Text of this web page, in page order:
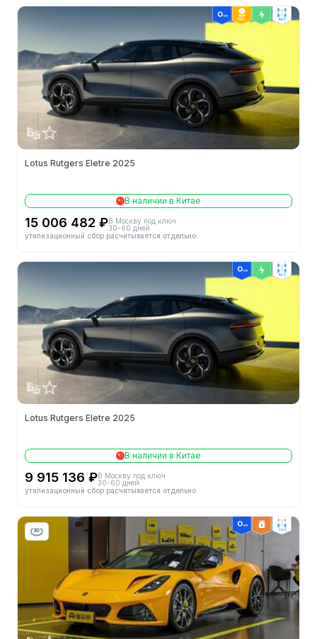
4wd
Lotus Rutgers Eletre 2025
В наличии в Китае
15 006 482 ₽В Москву под ключ
30-60 дней
утилизационный сбор расчитывается отдельно
4wd
Lotus Rutgers Eletre 2025
В наличии в Китае
9 915 136 ₽В Москву под ключ
30-60 дней
утилизационный сбор расчитывается отдельно
2wd